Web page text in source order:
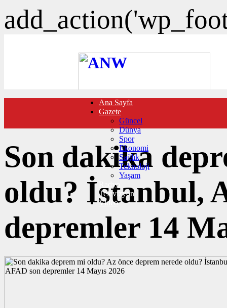
FOTO GALERİ
VIDEO GALERİ
TRAFİK DURUMU
NÖBETÇİ ECZANELER
CANLI SONUÇLAR
HABER GÖNDER
BURÇLAR
İLETİŞİM
Ana Sayfa
Gazete
Güncel
Dünya
Spor
Ekonomi
Sağlık
Teknoloji
Yaşam
Radyo
Televizyon
Video
Son dakika
oldu? İstanbul,
depremler 14